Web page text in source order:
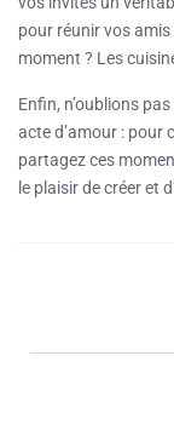
pour réunir vos
moment ? Les
Enfin, n’oublions
acte d’amour : pour
partagez ces
le plaisir de créer et